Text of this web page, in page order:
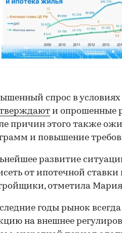
спрос в условиях
и опрошенные
причин этого также
и повышение
развитие
от ипотечной
отметила
годы рынок
на внешнее